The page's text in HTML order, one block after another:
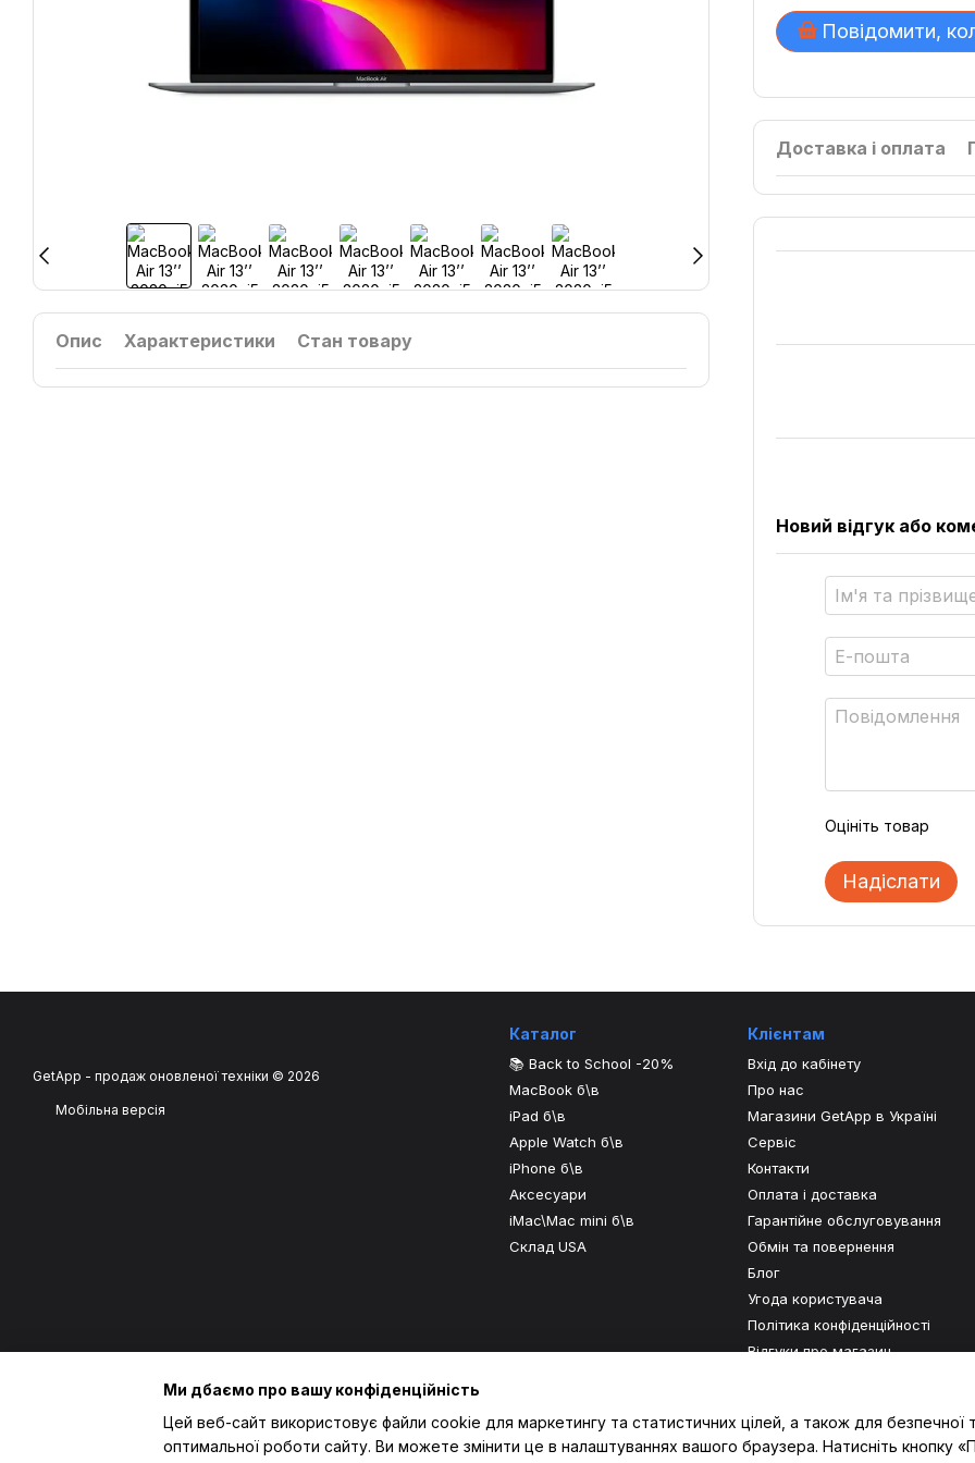
Опис Характеристики Стан товару
Повідомити,
Доставка і оплата
Новий відгук або
Оцініть товар
Надіслати
GetApp - продаж оновленої техніки © 2026
Мобільна версія
Каталог
📚 Back to School -20%
MacBook б\в
iPad б\в
Apple Watch б\в
iPhone б\в
Аксесуари
iMac\Mac mini б\в
Склад USA
Клієнтам
Вхід до кабінету
Про нас
Магазини GetApp в Україні
Сервіс
Контакти
Оплата і доставка
Гарантійне обслуговування
Обмін та повернення
Блог
Угода користувача
Політика конфіденційності
Відгуки про магазин
Ми дбаємо про вашу конфіденційність
Цей веб-сайт використовує файли cookie для маркетингу та статистичних цілей, а також для безпечної
оптимальної роботи сайту. Ви можете змінити це в налаштуваннях вашого браузера. Натисніть кнопку